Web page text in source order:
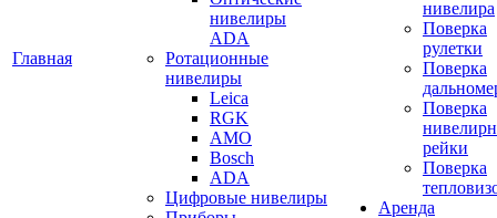
Главная
нивелиры
ADA
Ротационные
нивелиры
Leica
RGK
AMO
Bosch
ADA
Цифровые нивелиры
нивелира
Поверка
рулетки
Поверка
Поверка
рейки
Поверка
Аренда